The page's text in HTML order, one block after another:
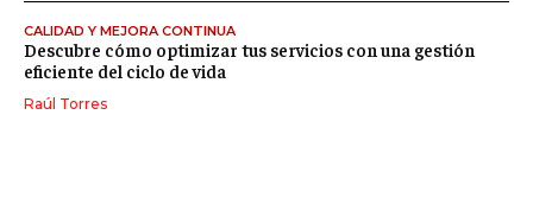
CALIDAD Y MEJORA CONTINUA
Descubre cómo optimizar tus servicios con una gestión
eficiente del ciclo de vida
Raúl Torres